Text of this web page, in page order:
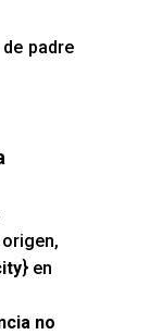
padre
} en
no